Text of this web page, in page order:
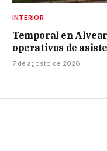
INTERIOR
Temporal en
operativos de
7 de agosto de 2026